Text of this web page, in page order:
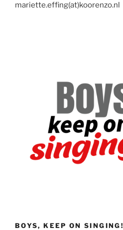
mariette.effing(at)koorenzo.nl
BOYS, KEEP ON SINGING!